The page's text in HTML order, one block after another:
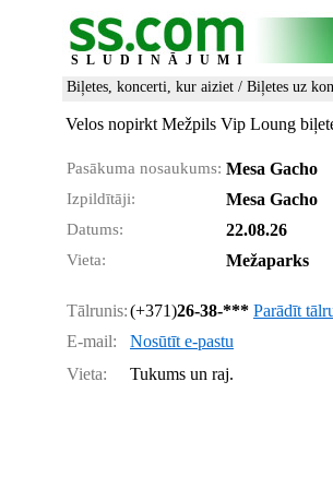
SLUDINĀJUMI
Biļetes, koncerti, kur aiziet / Biļetes uz
Velos nopirkt Mežpils Vip Loung
Pasākuma nosaukums: Mesa Gacho
Izpildītāji: Mesa Gacho
Datums: 22.08.26
Vieta: Mežaparks
Tālrunis:(+371)26-38-*** Parādīt
E-mail:
Nosūtīt e-pastu
Vieta:
Tukums un raj.